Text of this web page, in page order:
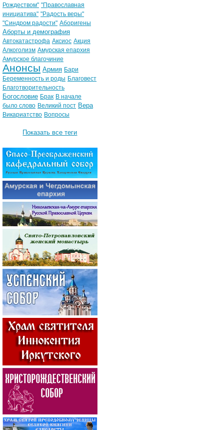
Рождеством" "Православная
инициатива" "Радость веры"
"Синдром радости" Аборигены
Аборты и демография
Автокатастрофа Аксиос Акция
Алкоголизм Амурская епархия
Амурское благочиние
Анонсы Армия Бари
Беременность и роды Благовест
Благотворительность
Богословие Брак В начале
было слово Великий пост Вера
Викариатство Вопросы
Показать все теги